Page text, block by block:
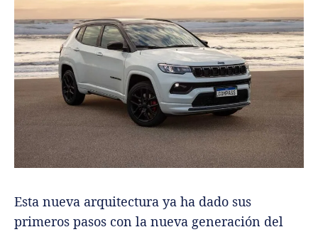
Esta nueva arquitectura ya ha dado sus
primeros pasos con la nueva generación del